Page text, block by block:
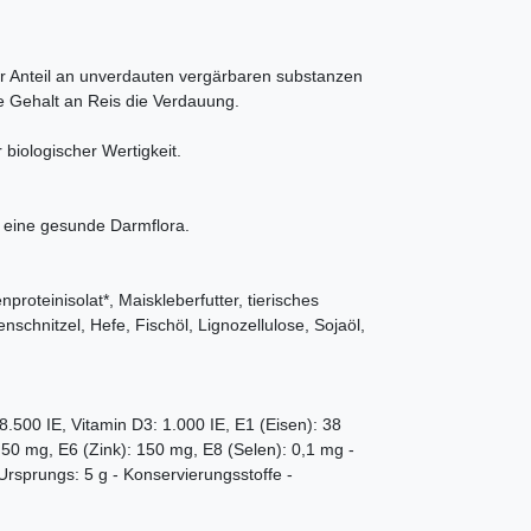
Anteil an unverdauten vergärbaren substanzen
an Reis die Verdauung.
Wertigkeit.
gesunde Darmflora.
Maiskleberfutter, tierisches
Hefe, Fischöl, Lignozellulose, Sojaöl,
IE, Vitamin D3: 1.000 IE, E1 (Eisen): 38
mg, E6 (Zink): 150 mg, E8 (Selen): 0,1 mg -
5 g - Konservierungsstoffe -